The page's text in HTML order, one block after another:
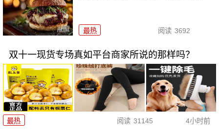
最热 阅读 3692
双十一现货专场真如平台商家所说的那样吗？
最热 阅读 31145 4小时前